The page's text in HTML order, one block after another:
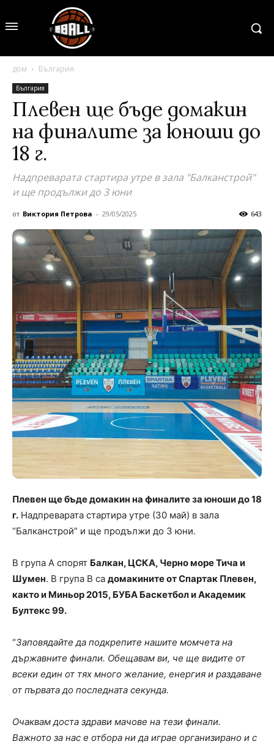
дом България
България
Плевен ще бъде домакин
на финалите за юноши до
18 г.
Надпреварата стартира утре в зала "Балканстрой"
и ще продължи до 3 юни
от Виктория Петрова - 29/05/2025 643
Плевен ще бъде домакин на финалите за юноши до 18
г. Надпреварата стартира утре (30 май) в зала
“Балканстрой” и ще продължи до 3 юни.
В група А спорят Балкан, ЦСКА, Черно море Тича и
Шумен. В група B са домакините от Спартак Плевен,
както и Миньор 2015, БУБА Баскетбол и Академик
Бултекс 99.
“Заповядайте да подкрепите нашите момчета на
държавните финали. Обещавам ви, че ще видите от
всеки един от тях много желание, енергия и раздаване
от първата до последната секунда.
Очаквам доста здрави мачове на тези финали.
Важното за нас е отбора ни да играе организирано и с